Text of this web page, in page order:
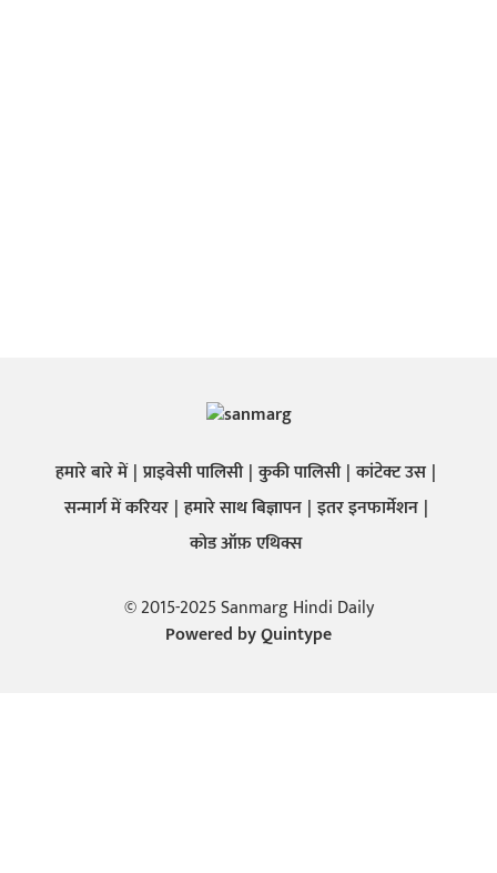
हमारे बारे में प्राइवेसी पालिसी कुकी पालिसी कांटेक्ट उस
सन्मार्ग में करियर हमारे साथ बिज्ञापन इतर इनफार्मेशन
कोड ऑफ़ एथिक्स
© 2015-2025 Sanmarg Hindi Daily
Powered byQuintype